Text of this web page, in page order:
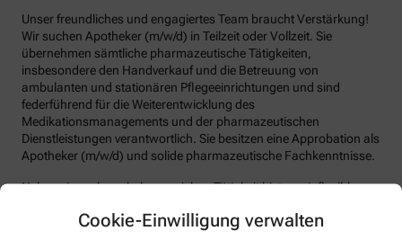
Cookie-Einwilligung verwalten
Unser freundliches und engagiertes Team braucht Verstärkung!
Wir suchen Apotheker (m/w/d) in Teilzeit oder Vollzeit. Sie
übernehmen sämtliche pharmazeutische Tätigkeiten,
insbesondere den Handverkauf und die Betreuung von
ambulanten und stationären Pflegeeinrichtungen und sind
federführend für die Weiterentwicklung des
Medikationsmanagements und der pharmazeutischen
Dienstleistungen verantwortlich. Sie besitzen eine Approbation als
Apotheker (m/w/d) und solide pharmazeutische Fachkenntnisse.
Neben einer abwechslungsreichen Tätigkeit bieten wir flexible
Fortbildungsmöglichkeiten. Bitte senden Sie uns Ihre